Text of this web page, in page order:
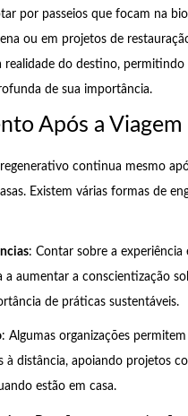
por passeios que focam na
ou em projetos de
realidade do destino, permitindo
de sua importância.
Após a Viagem
continua mesmo
Existem várias formas de
: Contar sobre a experiência
a aumentar a conscientização
de práticas sustentáveis.
: Algumas organizações
à distância, apoiando projetos
estão em casa.